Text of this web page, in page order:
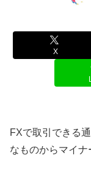
X
FXで取引できる
なものからマイナ